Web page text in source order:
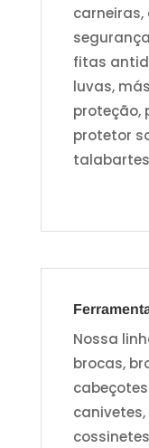
fitas
luvas,
proteção,
protetor
Nossa
brocas,